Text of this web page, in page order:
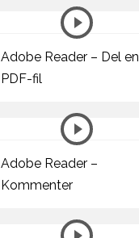
Adobe Reader – Del en
PDF-fil
Adobe Reader –
Kommenter